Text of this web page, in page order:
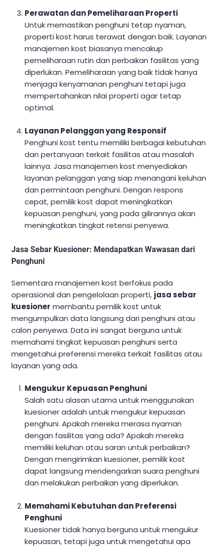
Perawatan dan Pemeliharaan Properti
Untuk memastikan penghuni tetap nyaman,
properti kost harus terawat dengan baik. Layanan
manajemen kost biasanya mencakup
pemeliharaan rutin dan perbaikan fasilitas yang
diperlukan. Pemeliharaan yang baik tidak hanya
menjaga kenyamanan penghuni tetapi juga
mempertahankan nilai properti agar tetap
optimal.
Layanan Pelanggan yang Responsif
Penghuni kost tentu memiliki berbagai kebutuhan
dan pertanyaan terkait fasilitas atau masalah
lainnya. Jasa manajemen kost menyediakan
layanan pelanggan yang siap menangani keluhan
dan permintaan penghuni. Dengan respons
cepat, pemilik kost dapat meningkatkan
kepuasan penghuni, yang pada gilirannya akan
meningkatkan tingkat retensi penyewa.
Jasa Sebar Kuesioner: Mendapatkan Wawasan dari
Penghuni
Sementara manajemen kost berfokus pada
operasional dan pengelolaan properti, jasa sebar
kuesioner membantu pemilik kost untuk
mengumpulkan data langsung dari penghuni atau
calon penyewa. Data ini sangat berguna untuk
memahami tingkat kepuasan penghuni serta
mengetahui preferensi mereka terkait fasilitas atau
layanan yang ada.
Mengukur Kepuasan Penghuni
Salah satu alasan utama untuk menggunakan
kuesioner adalah untuk mengukur kepuasan
penghuni. Apakah mereka merasa nyaman
dengan fasilitas yang ada? Apakah mereka
memiliki keluhan atau saran untuk perbaikan?
Dengan mengirimkan kuesioner, pemilik kost
dapat langsung mendengarkan suara penghuni
dan melakukan perbaikan yang diperlukan.
Memahami Kebutuhan dan Preferensi
Penghuni
Kuesioner tidak hanya berguna untuk mengukur
kepuasan, tetapi juga untuk mengetahui apa